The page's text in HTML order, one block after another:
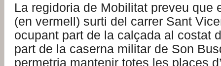
La regidoria de Mobilitat preveu que
(en vermell) surti del carrer Sant
ocupant part de la calçada al costat
part de la caserna militar de Son
permetria mantenir totes les places